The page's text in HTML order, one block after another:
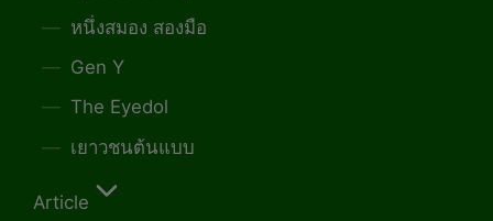
หนึ่งสมอง สองมือ
Gen Y
The Eyedol
เยาวชนต้นแบบ
Article